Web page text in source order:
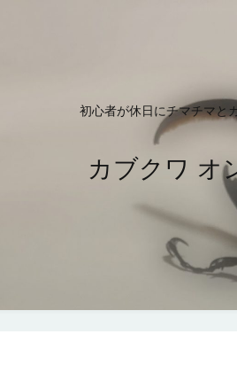
初心者が休日にチマチマと
カブクワ オ